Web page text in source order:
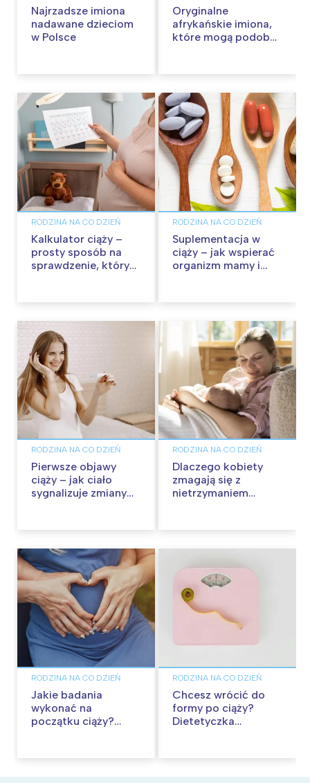
Najrzadsze imiona
nadawane dzieciom
w Polsce
Oryginalne
afrykańskie imiona,
które mogą podobać
RODZINA NA CO DZIEŃ
Kalkulator ciąży –
prosty sposób na
sprawdzenie, który
RODZINA NA CO DZIEŃ
Suplementacja w
ciąży – jak wspierać
organizm mamy i
RODZINA NA CO DZIEŃ
Pierwsze objawy
ciąży – jak ciało
sygnalizuje zmiany
RODZINA NA CO DZIEŃ
Dlaczego kobiety
zmagają się z
nietrzymaniem
RODZINA NA CO DZIEŃ
Jakie badania
wykonać na
początku ciąży?
RODZINA NA CO DZIEŃ
Chcesz wrócić do
formy po ciąży?
Dietetyczka